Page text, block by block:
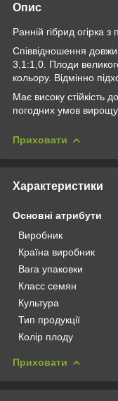
Опис
Ранній гібрид огірка
Співвідношення
3,1:1,0. Плоди
кольору. Відмінно
Має високу стійкість
погодних умов
Приховати
Характеристики
Основні атрибути
Виробник
Країна виробник
Вага упаковки
Класс семян
Культура
Тип продукції
Колір плоду
Приховати